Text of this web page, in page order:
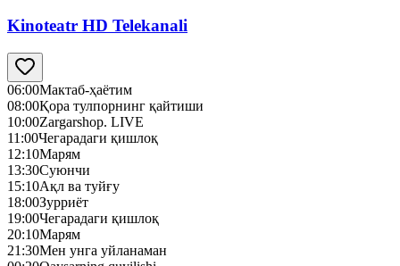
Kinoteatr HD Telekanali
06:00Мактаб-ҳаётим
08:00Қора тулпорнинг қайтиши
10:00Zargarshop. LIVE
11:00Чегарадаги қишлоқ
12:10Марям
13:30Суюнчи
15:10Ақл ва туйғу
18:00Зурриёт
19:00Чегарадаги қишлоқ
20:10Марям
21:30Мен унга уйланаман